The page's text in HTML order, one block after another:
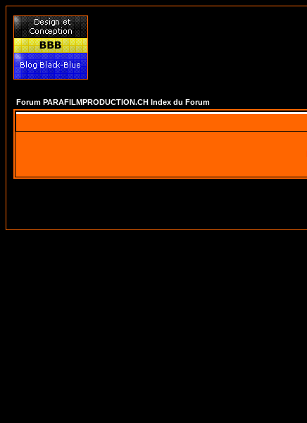
Forum PARAFILMPRODUCTION.CH Index du Forum